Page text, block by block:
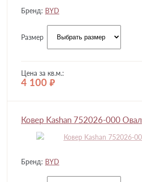
Бренд: BYD
Размер
Цена за кв.м.:
4 100 руб.
Ковер Kashan 752026-000 Овал
Бренд: BYD